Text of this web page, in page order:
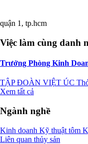
quận 1, tp.hcm
Việc làm cùng danh
Trưởng Phòng Kinh
TẬP ĐOÀN VIỆT ÚC
Xem tất cả
Ngành nghề
Kinh doanh Kỹ thuật tôm
Liên quan thủy sản